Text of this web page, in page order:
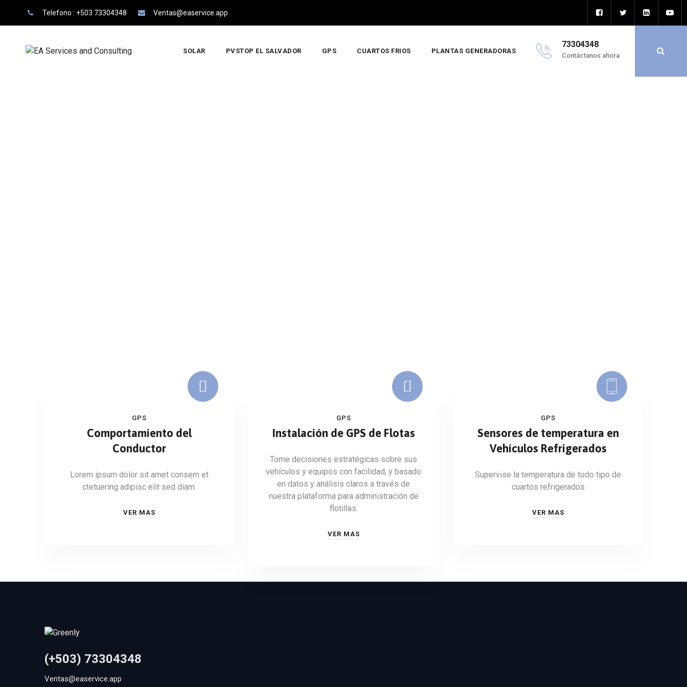
Telefono : +503 73304348 Ventas@easervice.app
SOLAR PVSTOP EL SALVADOR GPS CUARTOS FRIOS PLANTAS GENERADORAS
73304348
Contáctanos ahora
GPS
Comportamiento del
Conductor
Lorem ipsum dolor sit amet consem et
ctetuering adipisc elit sed diam.
VER MAS
GPS
Instalación de GPS de Flotas
Tome decisiones estratégicas sobre sus
vehículos y equipos con facilidad, y basado
en datos y análisis claros a través de
nuestra plataforma para administración de
flotillas.
VER MAS
GPS
Sensores de temperatura en
Vehículos Refrigerados
Supervise la temperatura de todo tipo de
cuartos refrigerados
VER MAS
(+503) 73304348
Ventas@easervice.app